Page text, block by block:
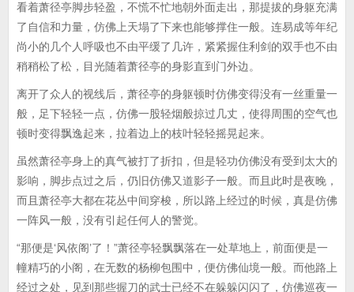
看着萧径亭脚步轻盈，不慌不忙地朝外面走出，那提拔的身躯充满
了自信和力量，仿佛上天塌了下来也能够撑住一般。连易成等年纪
尚小的几个人呼吸也不由平缓了几许，紧紧握住利剑的双手也不由
稍稍松了松，目光随着萧径亭的身影直到门外边。
离开了众人的视线后，萧径亭的身躯顿时仿佛变得没有一丝重量一
般，足下轻轻一点，仿佛一股轻烟般掠过几丈，使得周围的空气也
顿时变得飘逸起来，拉着边上的枝叶轻轻摇晃起来。
虽然萧径亭身上的真气被打了折扣，但是轻功仿佛没有受到太大的
影响，脚步点过之后，仍旧仿佛又道影子一般。而且此时是夜晚，
而且萧径亭大都在花丛中间穿梭，所以路上经过的时候，真是仿佛
一阵风一般，没有引起任何人的警觉。
“那便是‘风依阁’了！”萧径亭轻飘飘落在一处草地上，前面便是一
幢精巧的小阁，在无数的杨柳包围中，便仿佛仙境一般。而他路上
经过之处，见到那些握刀的武士已经不在躲躲闪闪了，仿佛巡夜一